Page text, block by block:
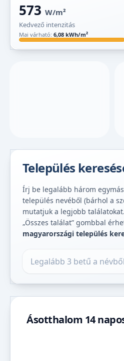
573 W/m²
Kedvező intenzitás
Mai várható: 6,08 kWh/m²
Település
Írj be legalább három
település nevéből (bárhol a
mutatjuk a legjobb
„Összes találat” gombbal
magyarországi település
Ásotthalom 14